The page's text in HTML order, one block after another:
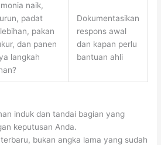
naik,
padat
pakan
dan panen
langkah
Dokumentasikan
respons awal
dan kapan perlu
bantuan ahli
induk dan tandai bagian yang
keputusan Anda.
bukan angka lama yang sudah